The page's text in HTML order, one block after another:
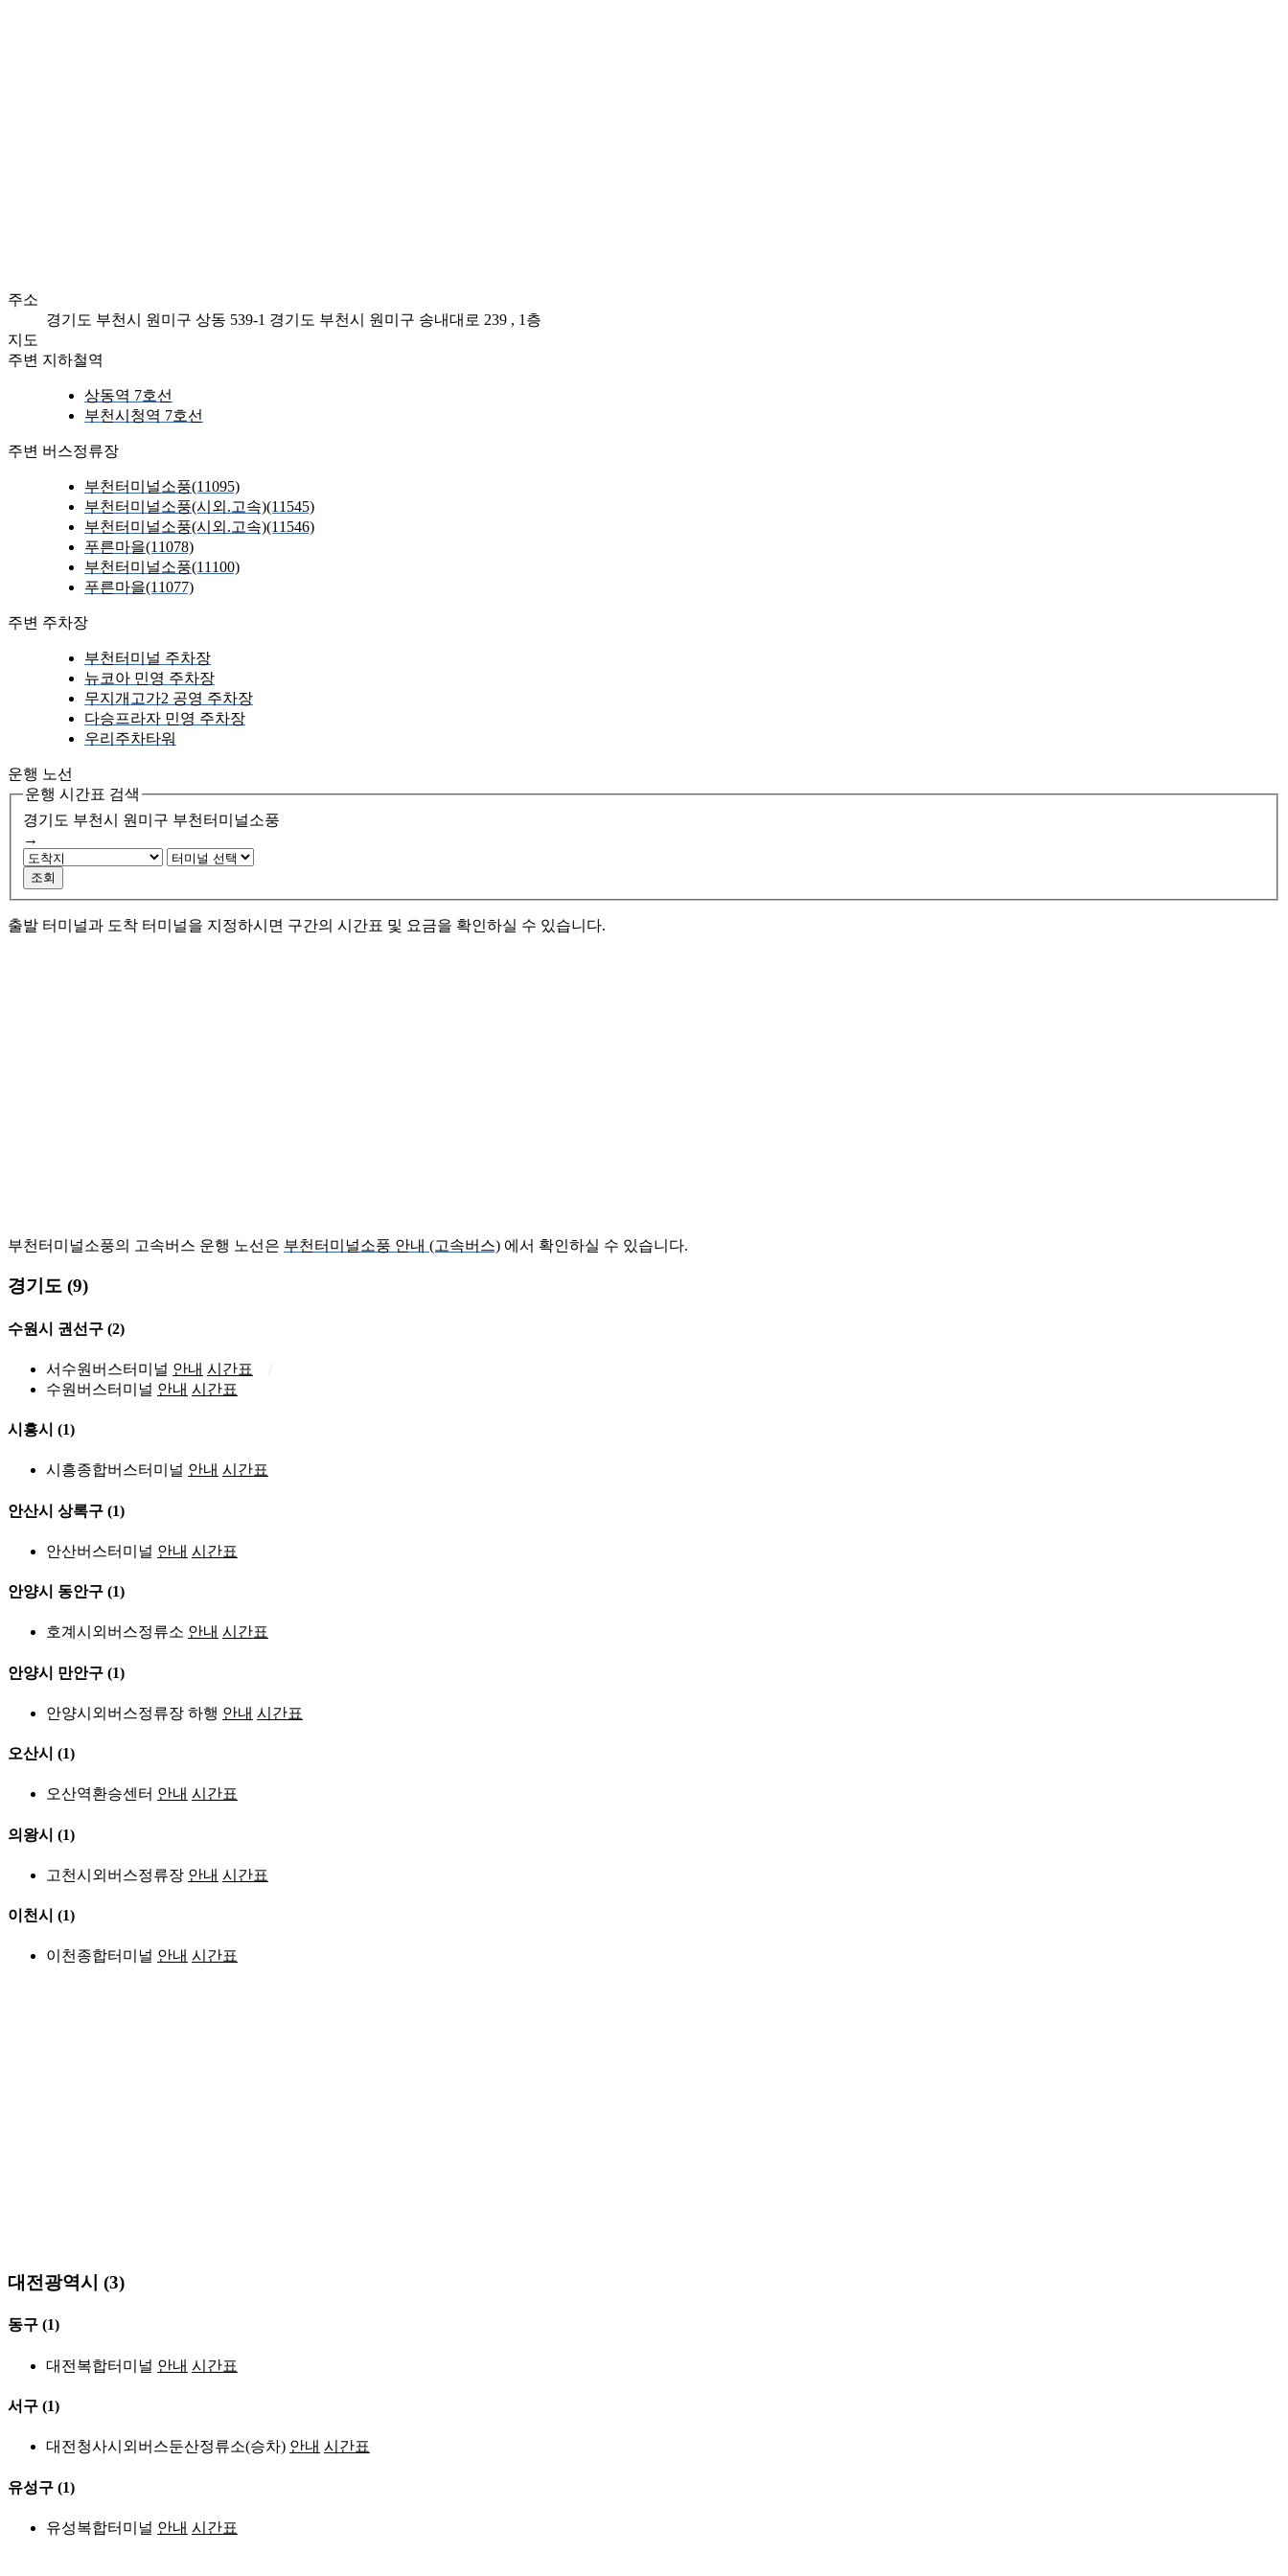
주소
경기도 부천시 원미구 상동 539-1 경기도 부천시 원미구 송내대로 239 , 1층
지도
주변 지하철역
상동역 7호선
부천시청역 7호선
주변 버스정류장
부천터미널소풍(11095)
부천터미널소풍(시외.고속)(11545)
부천터미널소풍(시외.고속)(11546)
푸른마을(11078)
부천터미널소풍(11100)
푸른마을(11077)
주변 주차장
부천터미널 주차장
뉴코아 민영 주차장
무지개고가2 공영 주차장
다승프라자 민영 주차장
우리주차타워
운행 노선
운행 시간표 검색
경기도 부천시 원미구 부천터미널소풍
→
조회
출발 터미널과 도착 터미널을 지정하시면 구간의 시간표 및 요금을 확인하실 수 있습니다.
부천터미널소풍의 고속버스 운행 노선은 부천터미널소풍 안내 (고속버스) 에서 확인하실 수 있습니다.
경기도 (9)
수원시 권선구 (2)
서수원버스터미널 안내 시간표
수원버스터미널 안내 시간표
시흥시 (1)
시흥종합버스터미널 안내 시간표
안산시 상록구 (1)
안산버스터미널 안내 시간표
안양시 동안구 (1)
호계시외버스정류소 안내 시간표
안양시 만안구 (1)
안양시외버스정류장 하행 안내 시간표
오산시 (1)
오산역환승센터 안내 시간표
의왕시 (1)
고천시외버스정류장 안내 시간표
이천시 (1)
이천종합터미널 안내 시간표
대전광역시 (3)
동구 (1)
대전복합터미널 안내 시간표
서구 (1)
대전청사시외버스둔산정류소(승차) 안내 시간표
유성구 (1)
유성복합터미널 안내 시간표